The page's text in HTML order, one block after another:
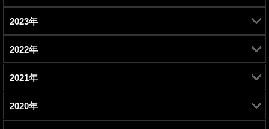
7月 (1)
2023年
10月 (1)
7月 (1)
3月 (1)
2022年
11月 (1)
9月 (1)
2021年
12月 (1)
2020年